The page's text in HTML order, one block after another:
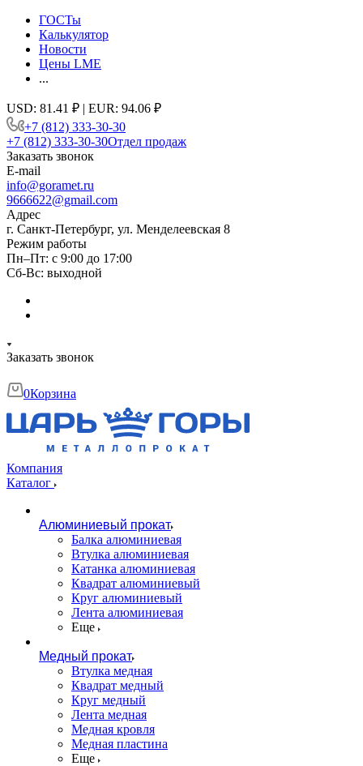
ГОСТы
Калькулятор
Новости
Цены LME
...
USD: 81.41 ₽ | EUR: 94.06 ₽
+7 (812) 333-30-30
+7 (812) 333-30-30Отдел продаж
Заказать звонок
E-mail
info@goramet.ru
9666622@gmail.com
Адрес
г. Санкт-Петербург, ул. Менделеевская 8
Режим работы
Пн–Пт: с 9:00 до 17:00
Сб-Вс: выходной
Заказать звонок
0Корзина
Компания
Каталог
Алюминиевый прокат
Балка алюминиевая
Втулка алюминиевая
Катанка алюминиевая
Квадрат алюминиевый
Круг алюминиевый
Лента алюминиевая
Еще
Медный прокат
Втулка медная
Квадрат медный
Круг медный
Лента медная
Медная кровля
Медная пластина
Еще